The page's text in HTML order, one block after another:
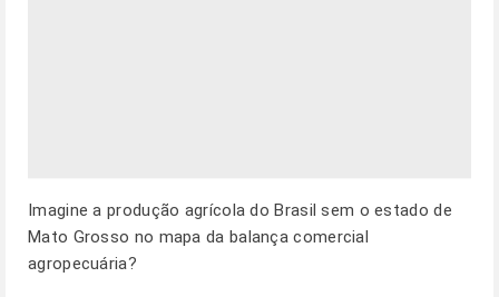
Imagine a produção agrícola do Brasil sem o estado de
Mato Grosso no mapa da balança comercial
agropecuária?